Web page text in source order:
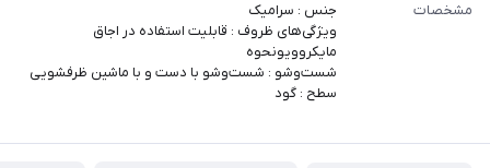
مشخصات
جنس : سرامیک
ویژگی‌های ظروف : قابلیت استفاده در اجاق
مایکروویونحوه
شست‌وشو : شست‌وشو با دست و با ماشین ظرفشویی
سطح : گود